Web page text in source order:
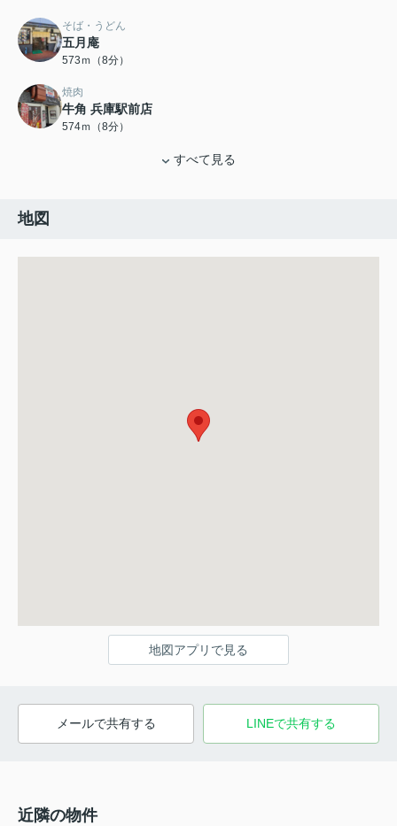
そば・うどん
五月庵
573ｍ（8分）
焼肉
牛角 兵庫駅前店
574ｍ（8分）
すべて見る
地図
地図アプリで見る
メールで共有する LINEで共有する
近隣の物件